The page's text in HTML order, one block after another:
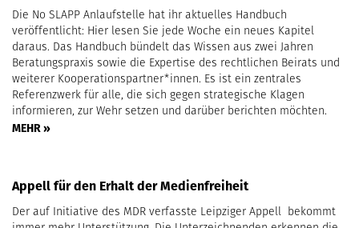
Die No SLAPP Anlaufstelle hat ihr aktuelles Handbuch
veröffentlicht: Hier lesen Sie jede Woche ein neues Kapitel
daraus. Das Handbuch bündelt das Wissen aus zwei Jahren
Beratungspraxis sowie die Expertise des rechtlichen Beirats und
weiterer Kooperationspartner*innen. Es ist ein zentrales
Referenzwerk für alle, die sich gegen strategische Klagen
informieren, zur Wehr setzen und darüber berichten möchten.
MEHR »
Appell für den Erhalt der Medienfreiheit
Der auf Initiative des MDR verfasste Leipziger Appell bekommt